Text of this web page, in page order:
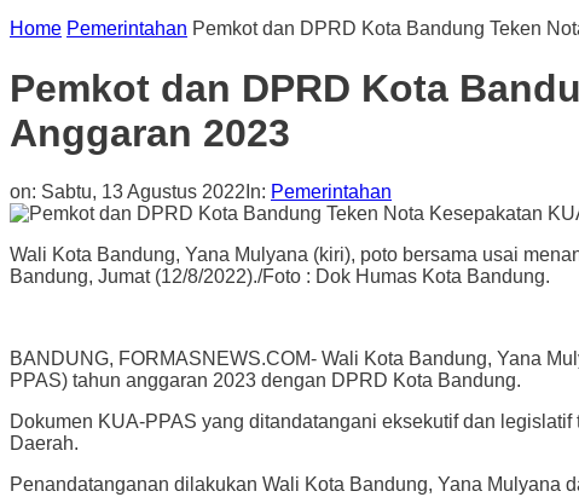
Home Pemerintahan Pemkot dan DPRD Kota Bandung Teken
Pemkot dan DPRD Kota
Anggaran 2023
on: Sabtu, 13 Agustus 2022 In: Pemerintahan
Wali Kota Bandung, Yana Mulyana (kiri), poto bersama usai
Bandung, Jumat (12/8/2022)./Foto : Dok Humas Kota Bandung.
BANDUNG, FORMASNEWS.COM- Wali Kota Bandung, Yana
PPAS) tahun anggaran 2023 dengan DPRD Kota Bandung.
Dokumen KUA-PPAS yang ditandatangani eksekutif dan
Daerah.
Penandatanganan dilakukan Wali Kota Bandung, Yana Mulyana